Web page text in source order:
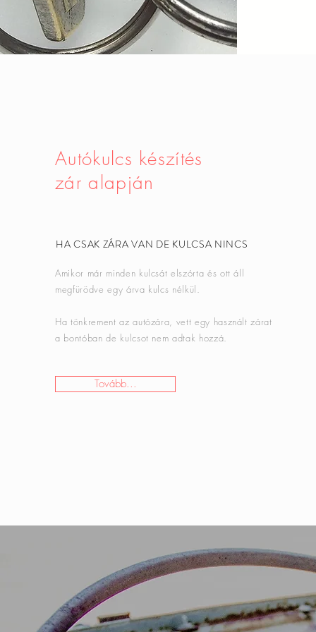
Autókulcs készítés
zár alapján
HA CSAK ZÁRA VAN DE KULCSA NINCS
Amikor már minden kulcsát elszórta és ott áll
megfürödve egy árva kulcs nélkül.
Ha tönkrement az autózára, vett egy használt zárat
a bontóban de kulcsot nem adtak hozzá.
Tovább...